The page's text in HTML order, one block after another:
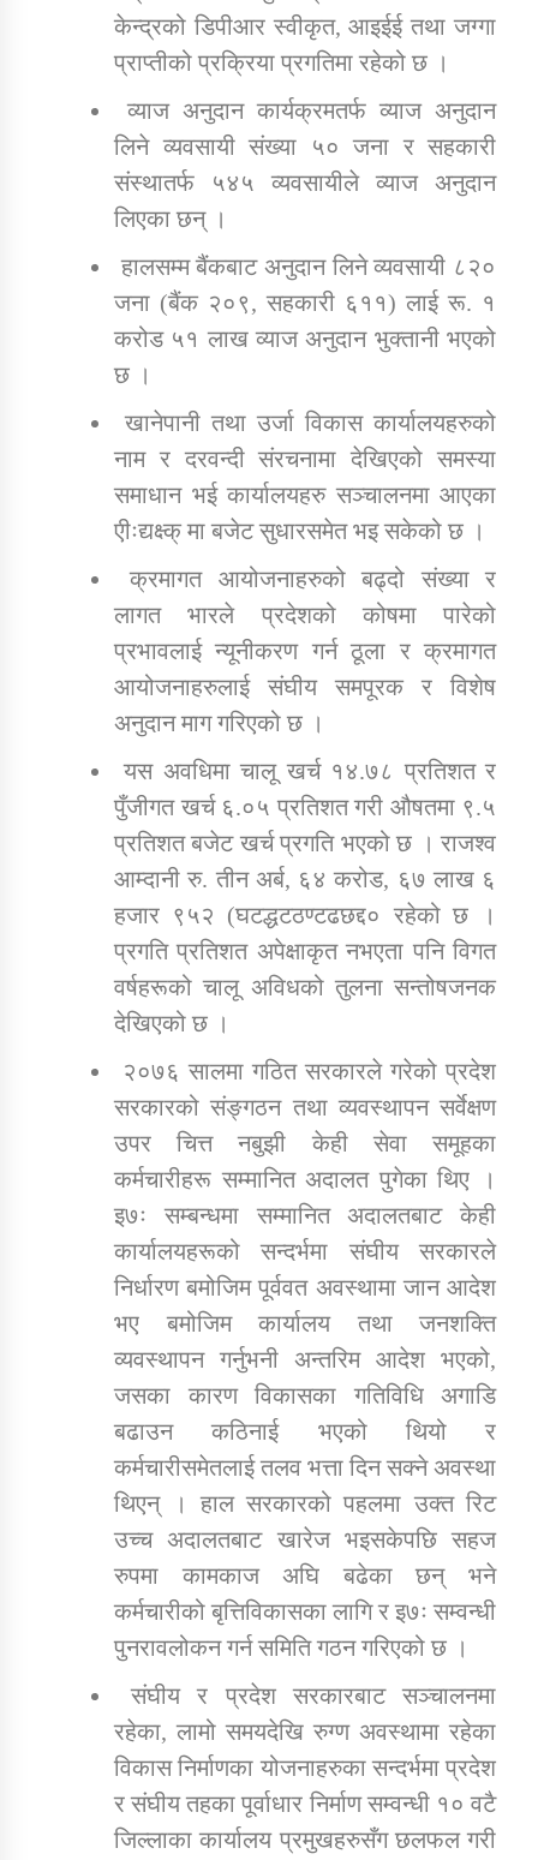
केन्द्रको डिपीआर स्वीकृत, आइईई तथा जग्गा
प्राप्तीको प्रक्रिया प्रगतिमा रहेको छ ।
व्याज अनुदान कार्यक्रमतर्फ व्याज अनुदान
लिने व्यवसायी संख्या ५० जना र सहकारी
संस्थातर्फ ५४५ व्यवसायीले व्याज अनुदान
लिएका छन् ।
हालसम्म बैंकबाट अनुदान लिने व्यवसायी ८२०
जना (बैंक २०९, सहकारी ६११) लाई रू. १
करोड ५१ लाख व्याज अनुदान भुक्तानी भएको
छ ।
खानेपानी तथा उर्जा विकास कार्यालयहरुको
नाम र दरवन्दी संरचनामा देखिएको समस्या
समाधान भई कार्यालयहरु सञ्चालनमा आएका
एीःद्यक्ष्क् मा बजेट सुधारसमेत भइ सकेको छ ।
क्रमागत आयोजनाहरुको बढ्दो संख्या र
लागत भारले प्रदेशको कोषमा पारेको
प्रभावलाई न्यूनीकरण गर्न ठूला र क्रमागत
आयोजनाहरुलाई संघीय समपूरक र विशेष
अनुदान माग गरिएको छ ।
यस अवधिमा चालू खर्च १४.७८ प्रतिशत र
पुँजीगत खर्च ६.०५ प्रतिशत गरी औषतमा ९.५
प्रतिशत बजेट खर्च प्रगति भएको छ । राजश्व
आम्दानी रु. तीन अर्ब, ६४ करोड, ६७ लाख ६
हजार ९५२ (घटद्धटठण्टढछद्द० रहेको छ ।
प्रगति प्रतिशत अपेक्षाकृत नभएता पनि विगत
वर्षहरूको चालू अविधको तुलना सन्तोषजनक
देखिएको छ ।
२०७६ सालमा गठित सरकारले गरेको प्रदेश
सरकारको संङ्गठन तथा व्यवस्थापन सर्वेक्षण
उपर चित्त नबुझी केही सेवा समूहका
कर्मचारीहरू सम्मानित अदालत पुगेका थिए ।
इ७ः सम्बन्धमा सम्मानित अदालतबाट केही
कार्यालयहरूको सन्दर्भमा संघीय सरकारले
निर्धारण बमोजिम पूर्ववत अवस्थामा जान आदेश
भए बमोजिम कार्यालय तथा जनशक्ति
व्यवस्थापन गर्नुभनी अन्तरिम आदेश भएको,
जसका कारण विकासका गतिविधि अगाडि
बढाउन कठिनाई भएको थियो र
कर्मचारीसमेतलाई तलव भत्ता दिन सक्ने अवस्था
थिएन् । हाल सरकारको पहलमा उक्त रिट
उच्च अदालतबाट खारेज भइसकेपछि सहज
रुपमा कामकाज अघि बढेका छन् भने
कर्मचारीको बृत्तिविकासका लागि र इ७ः सम्वन्धी
पुनरावलोकन गर्न समिति गठन गरिएको छ ।
संघीय र प्रदेश सरकारबाट सञ्चालनमा
रहेका, लामो समयदेखि रुग्ण अवस्थामा रहेका
विकास निर्माणका योजनाहरुका सन्दर्भमा प्रदेश
र संघीय तहका पूर्वाधार निर्माण सम्वन्धी १० वटै
जिल्लाका कार्यालय प्रमुखहरुसँग छलफल गरी